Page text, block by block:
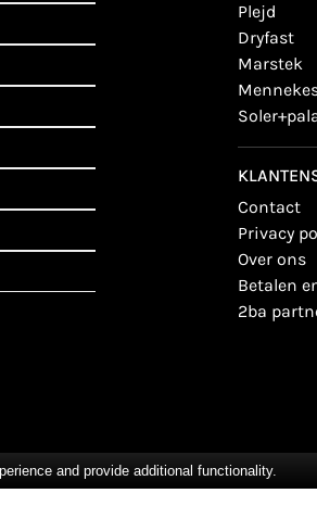
plejd
dryfast
marstek
contact
privacy
over ons
betalen
2ba
and provide additional functionality.